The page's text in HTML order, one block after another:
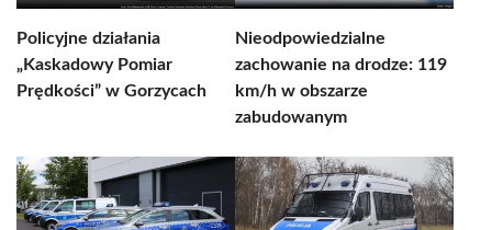
Policyjne działania
„Kaskadowy Pomiar
Prędkości” w Gorzycach
Nieodpowiedzialne
zachowanie na drodze: 119
km/h w obszarze
zabudowanym